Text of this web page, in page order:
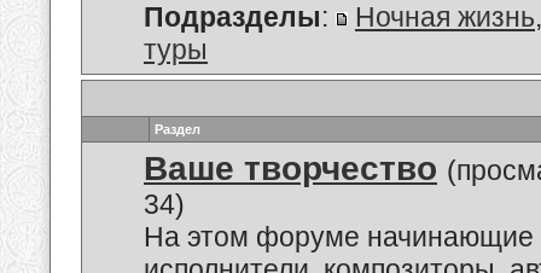
Подразделы: Ночная жизнь
туры
Раздел
Ваше творчество
34)
На этом форуме начинающие